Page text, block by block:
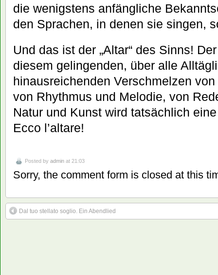
die wenigstens anfängliche
den Sprachen, in denen sie singen,
Und das ist der „Altar“ des Sinns!
diesem gelingenden, über alle
hinausreichenden Verschmelzen
von Rhythmus und Melodie, von
Natur und Kunst wird tatsächlich
Ecco l’altare!
Posted by admin at 21:03
Sorry, the comment form is closed at this
Dal tuo stellato soglio. Ein Abendlied